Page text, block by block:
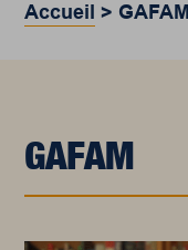
Accueil > GAFAM
GAFAM